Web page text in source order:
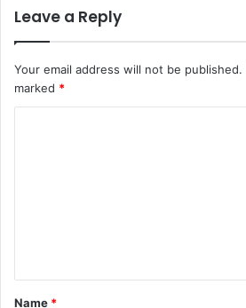
Leave a Reply
Your email address will not be published.
marked *
t
Name *